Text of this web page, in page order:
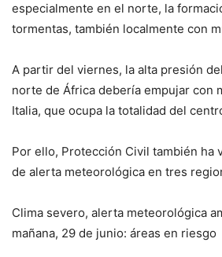
especialmente en el norte, la
tormentas, también localmente con
A partir del viernes, la alta presión
norte de África debería empujar con
Italia, que ocupa la totalidad del
Por ello, Protección Civil también ha
de alerta meteorológica en tres
Clima severo, alerta meteorológica
mañana, 29 de junio: áreas en riesgo